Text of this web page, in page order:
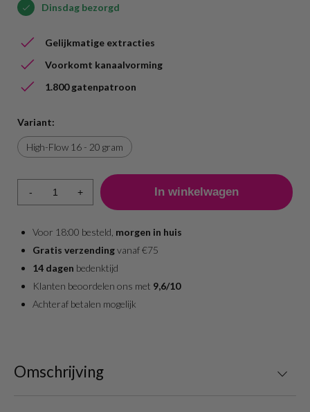
Dinsdag bezorgd
Gelijkmatige extracties
Voorkomt kanaalvorming
1.800 gatenpatroon
Variant:
High-Flow 16 - 20 gram
- +
Voor 18:00 besteld, morgen in huis
Gratis verzendingvanaf €75
14 dagen bedenktijd
Klanten beoordelen ons met 9,6/10
Achteraf betalen mogelijk
Omschrijving